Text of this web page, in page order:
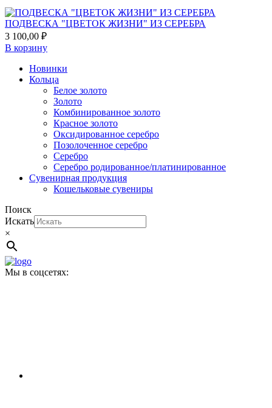
ПОДВЕСКА "ЦВЕТОК ЖИЗНИ" ИЗ СЕРЕБРА
3 100,00 ₽
В корзину
Новинки
Кольца
Белое золото
Золото
Комбинированное золото
Красное золото
Оксидированное серебро
Позолоченное серебро
Серебро
Серебро родированное/платинированное
Сувенирная продукция
Кошельковые сувениры
Поиск
Искать
×
Мы в соцсетях: